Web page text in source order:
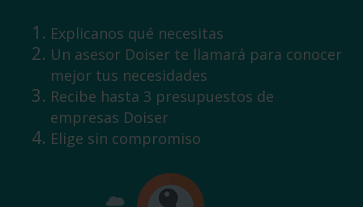
Explicanos qué necesitas
Un asesor Doiser te llamará para conocer
mejor tus necesidades
Recibe hasta 3 presupuestos de
empresas Doiser
Elige sin compromiso